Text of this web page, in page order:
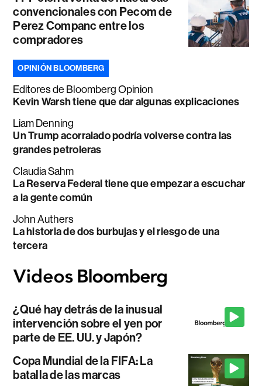
convencionales con Pecom de
Perez Companc entre los
compradores
OPINIÓN BLOOMBERG
Editores de Bloomberg Opinion
Kevin Warsh tiene que dar algunas explicaciones
Liam Denning
Un Trump acorralado podría volverse contra las
grandes petroleras
Claudia Sahm
La Reserva Federal tiene que empezar a escuchar
a la gente común
John Authers
La historia de dos burbujas y el riesgo de una
tercera
¿Qué hay detrás de la inusual
intervención sobre el yen por
parte de EE. UU. y Japón?
Copa Mundial de la FIFA: La
batalla de las marcas